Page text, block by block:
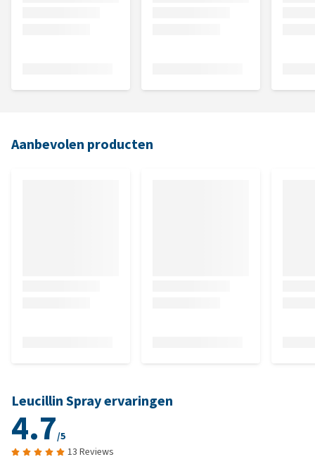
Aanbevolen producten
Leucillin Spray ervaringen
4.7/5
13 Reviews